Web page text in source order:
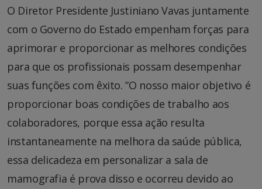
O Diretor Presidente Justiniano Vavas juntamente
com o Governo do Estado empenham forças para
aprimorar e proporcionar as melhores condições
para que os profissionais possam desempenhar
suas funções com êxito. ”O nosso maior objetivo é
proporcionar boas condições de trabalho aos
colaboradores, porque essa ação resulta
instantaneamente na melhora da saúde pública,
essa delicadeza em personalizar a sala de
mamografia é prova disso e ocorreu devido ao